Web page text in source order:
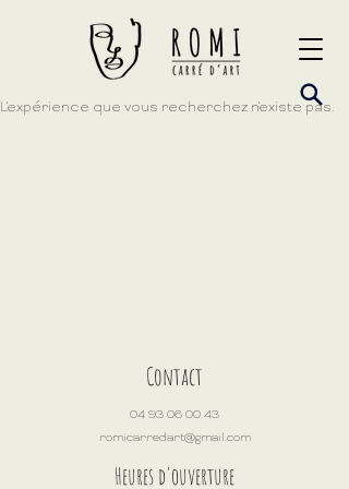
L'expérience que vous recherchez n'existe pas.
Contact
04 93 06 00 43
romicarredart@gmail.com
Heures d'ouverture